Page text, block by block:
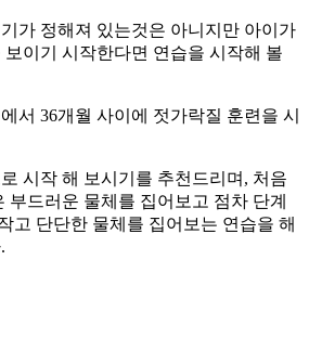
가 정해져 있는것은 아니지만 아이가
보이기 시작한다면 연습을 시작해 볼
서 36개월 사이에 젓가락질 훈련을 시
시작 해 보시기를 추천드리며, 처음
부드러운 물체를 집어보고 점차 단계
고 단단한 물체를 집어보는 연습을 해